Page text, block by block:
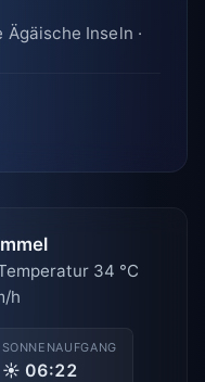
Ägäische Inseln ·
34 °C
h
SONNENAUFGANG
☀ 06:22